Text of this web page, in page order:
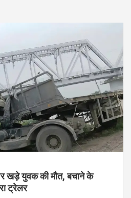
खड़े युवक की मौत, बचाने के
ट्रेलर